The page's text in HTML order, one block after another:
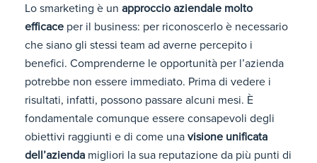
Lo smarketing è un approccio aziendale molto
efficace per il business: per riconoscerlo è necessario
che siano gli stessi team ad averne percepito i
benefici. Comprenderne le opportunità per l’azienda
potrebbe non essere immediato. Prima di vedere i
risultati, infatti, possono passare alcuni mesi. È
fondamentale comunque essere consapevoli degli
obiettivi raggiunti e di come una visione unificata
dell’azienda migliori la sua reputazione da più punti di